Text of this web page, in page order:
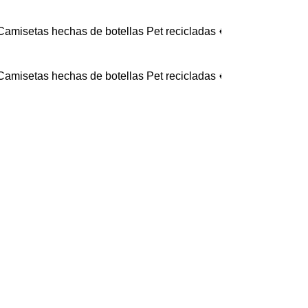
hechas de botellas Pet recicladas ♻️ - 🔥 Por compras
hechas de botellas Pet recicladas ♻️ - 🔥 Por compras